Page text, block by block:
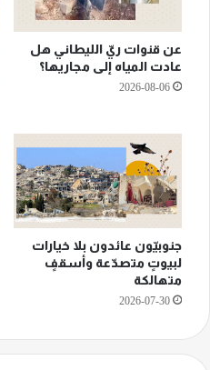
عن قنوات ريّ الليطاني هل
عادت المياه إلى مجاريها؟
2026-08-06
جنوبيّون عائدون بلا خيارات
لبيوتٍ متصدّعة وأسقفٍ
متهالكة
2026-07-30